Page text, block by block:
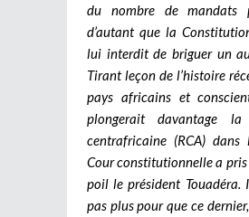
du nombre de mandats
d’autant que la
lui interdit de briguer un
Tirant leçon de l’histoire
pays africains et
plongerait davantage la
centrafricaine (RCA) dans
Cour constitutionnelle a pris
poil le président Touadéra.
pas plus pour que ce